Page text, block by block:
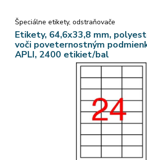
Špeciálne etikety, odstraňovače
Etikety, 64,6x33,8 mm,
voči poveternostným
APLI, 2400 etikiet/bal